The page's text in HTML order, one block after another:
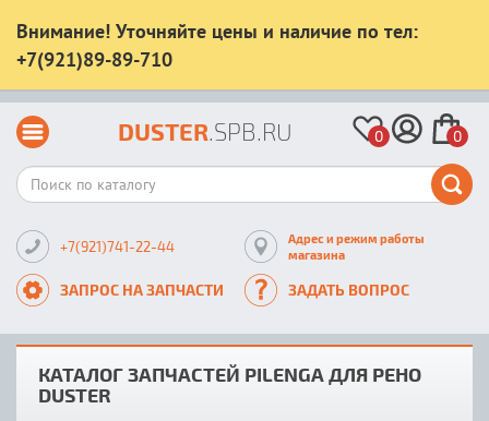
Внимание! Уточняйте цены и наличие по тел:
+7(921)89-89-710
DUSTER.SPB.RU 0 0
+7(921)741-22-44
Адрес и режим работы
магазина
ЗАПРОС НА ЗАПЧАСТИ ЗАДАТЬ ВОПРОС
КАТАЛОГ ЗАПЧАСТЕЙ PILENGA ДЛЯ РЕНО
DUSTER